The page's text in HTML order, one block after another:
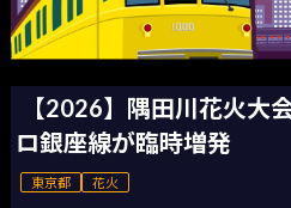
【2026】隅田川花火大
ロ銀座線が臨時増発
東京都 花火